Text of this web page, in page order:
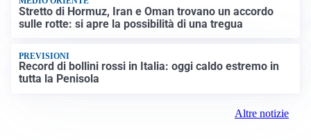
Stretto di Hormuz, Iran e Oman trovano un accordo
sulle rotte: si apre la possibilità di una tregua
PREVISIONI
Record di bollini rossi in Italia: oggi caldo estremo in
tutta la Penisola
Altre notizie